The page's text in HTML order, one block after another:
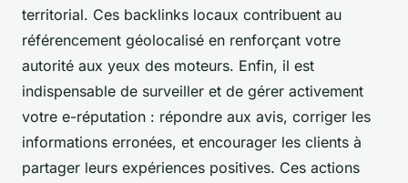
territorial. Ces backlinks locaux contribuent au
référencement géolocalisé en renforçant votre
autorité aux yeux des moteurs. Enfin, il est
indispensable de surveiller et de gérer activement
votre e-réputation : répondre aux avis, corriger les
informations erronées, et encourager les clients à
partager leurs expériences positives. Ces actions